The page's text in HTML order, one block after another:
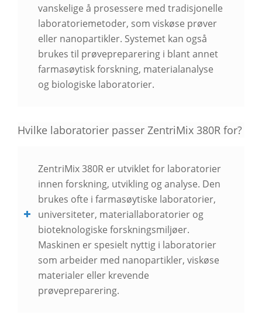
vanskelige å prosessere med tradisjonelle
laboratoriemetoder, som viskøse prøver
eller nanopartikler. Systemet kan også
brukes til prøvepreparering i blant annet
farmasøytisk forskning, materialanalyse
og biologiske laboratorier.
Hvilke laboratorier passer ZentriMix 380R for?
ZentriMix 380R er utviklet for laboratorier
innen forskning, utvikling og analyse. Den
brukes ofte i farmasøytiske laboratorier,
universiteter, materiallaboratorier og
bioteknologiske forskningsmiljøer.
Maskinen er spesielt nyttig i laboratorier
som arbeider med nanopartikler, viskøse
materialer eller krevende
prøvepreparering.